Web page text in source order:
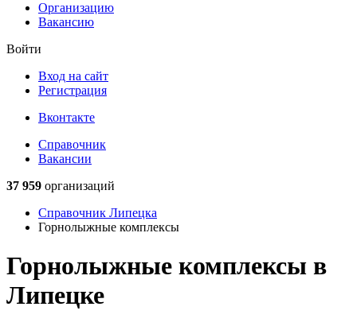
Организацию
Вакансию
Войти
Вход на сайт
Регистрация
Вконтакте
Справочник
Вакансии
37 959 организаций
Справочник Липецка
Горнолыжные комплексы
Горнолыжные комплексы в
Липецке